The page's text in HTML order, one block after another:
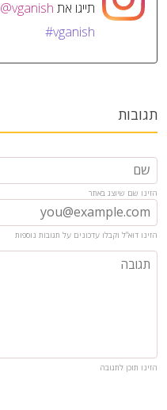
תייגו את @vganish
#vganish
תגובות
הזינו שם שיוצג באתר
הזינו דוא"ל וקבלו עדכונים על תגובות נוספות
הזינו תוכן לתגובה